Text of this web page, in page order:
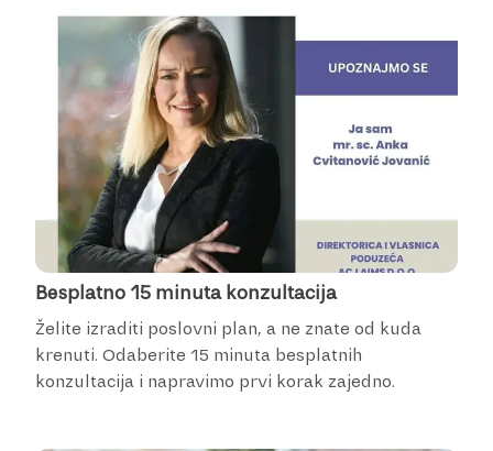
Besplatno 15 minuta konzultacija
Želite izraditi poslovni plan, a ne znate od kuda
krenuti. Odaberite 15 minuta besplatnih
konzultacija i napravimo prvi korak zajedno.